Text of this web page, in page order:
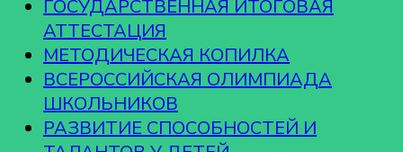
ГОСУДАРСТВЕННАЯ ИТОГОВАЯ
АТТЕСТАЦИЯ
МЕТОДИЧЕСКАЯ КОПИЛКА
ВСЕРОССИЙСКАЯ ОЛИМПИАДА
ШКОЛЬНИКОВ
РАЗВИТИЕ СПОСОБНОСТЕЙ И